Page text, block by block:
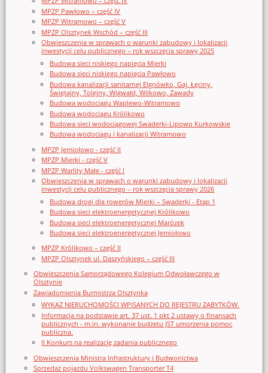
MPZP Pawłowo – część IV
MPZP Witramowo – część V
MPZP Olsztynek Wschód – część III
Obwieszczenia w sprawach o warunki zabudowy i lokalizacji
inwestycji celu publicznego – rok wszczęcia sprawy 2025
Budowa sieci niskiego napięcia Mierki
Budowa sieci niskiego napięcia Pawłowo
Budowa kanalizacji sanitarnej Elgnówko, Gaj, Łęciny,
Świętajny, Tolejny, Wigwałd, Wilkowo, Zawady
Budowa wodociągu Waplewo-Witramowo
Budowa wodociągu Królikowo
Budowa sieci wodociągowej Swaderki-Lipowo Kurkowskie
Budowa wodociągu i kanalizacji Witramowo
MPZP Jemiołowo - część II
MPZP Mierki - część V
MPZP Warlity Małe - część I
Obwieszczenia w sprawach o warunki zabudowy i lokalizacji
inwestycji celu publicznego – rok wszczęcia sprawy 2026
Budowa drogi dla rowerów Mierki – Swaderki - Etap 1
Budowa sieci elektroenergetycznej Królikowo
Budowa sieci elektroenergetycznej Marózek
Budowa sieci elektroenergetycznej Jemiołowo
MPZP Królikowo – część II
MPZP Olsztynek ul. Daszyńskiego – część III
Obwieszczenia Samorządowego Kolegium Odwoławczego w
Olsztynie
Zawiadomienia Burmistrza Olsztynka
WYKAZ NIERUCHOMOŚCI WPISANYCH DO REJESTRU ZABYTKÓW.
Informacja na podstawie art. 37 ust. 1 pkt 2 ustawy o finansach
publicznych - m.in. wykonanie budżetu JST umorzenia pomoc
publiczna.
II Konkurs na realizację zadania publicznego
Obwieszczenia Ministra Infrastruktury i Budwonictwa
Sprzedaż pojazdu Volkswagen Transporter T4